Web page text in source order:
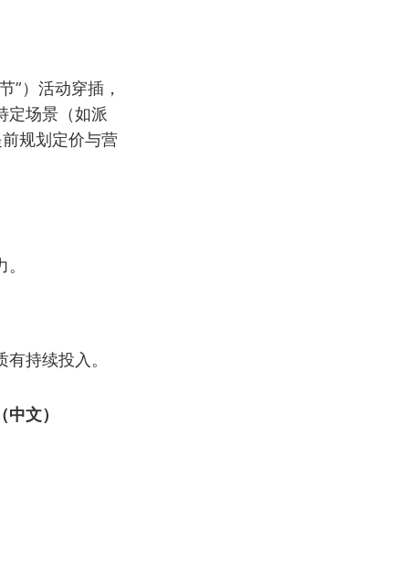
”）活动穿插，
定场景（如派
规划定价与营
持续投入。
文）